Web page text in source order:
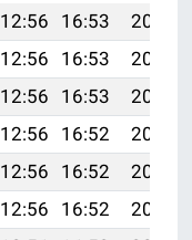
12:56 16:53
20:17
12:56 16:53
20:16
12:56 16:53
20:15
12:56 16:52
20:14
12:56 16:52
20:13
12:56 16:52
20:12